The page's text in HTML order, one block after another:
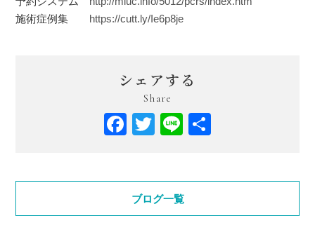
施術症例集 https://cutt.ly/Ie6p8je
シェアする
Share
Facebook
Twitter
Line
ブログ一覧